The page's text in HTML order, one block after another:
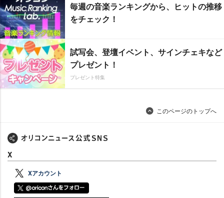
毎週の音楽ランキングから、ヒットの推移
をチェック！
試写会、登壇イベント、サインチェキなど
プレゼント！
プレゼント特集
このページのトップへ
X
Xアカウント